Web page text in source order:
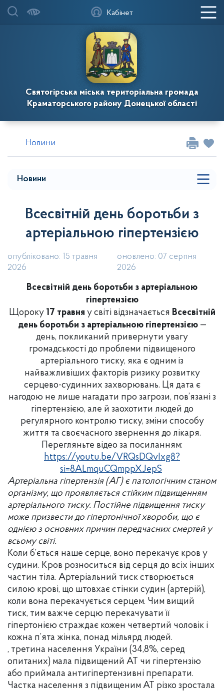
Святогірська міська територіальна громада
Краматорського району Донецької області
Кабінет
Новини
Всесвітній день боротьби з
артеріальною гіпертензією
опубліковано: 15 травня
2026
оновлено: 07 серпня
2026
Всесвітній день боротьби з артеріальною
гіпертензією
Щороку 17 травня у світі відзначається Всесвітній
день боротьби з артеріальною гіпертензією—
день, покликаний привернути увагу
громадськості до проблеми підвищеного
артеріального тиску, яка є одним із
найважливіших факторів ризику розвитку
серцево-судинних захворювань. Ця дата є
нагодою не лише нагадати про загрози, пов’язані з
гіпертензією, але й заохотити людей до
регулярного контролю тиску, зміни способу
життя та своєчасного звернення до лікаря.
Перегляньте відео за посиланням:
https://youtu.be/VRQsDQvIxg8?
si=8ALmquCQmppXJepS
Артеріальна гіпертензія (АГ) є патологічним станом
організму, що проявляється стійким підвищенням
артеріального тиску. Постійне підвищення тиску
може призвести до гіпертонічної хвороби, що є
однією з основних причин передчасних смертей у
всьому світі.
Коли б’ється наше серце, воно перекачує кров у
судини. Кров розноситься від серця до всіх інших
частин тіла. Артеріальний тиск створюється
силою крові, що штовхає стінки судин (артерій),
коли вона перекачується серцем. Чим вищий
тиск, тим важче серцю перекачувати її
гіпертонією страждає кожен четвертий чоловік і
кожна п’ята жінка, понад мільярд людей.
, третина населення України (34,8%, серед
опитаних) мала підвищений АТ чи гіпертензію
або приймала антигіпертензивні препарати.
Частка населення з підвищеним АТ різко зростала
Новини